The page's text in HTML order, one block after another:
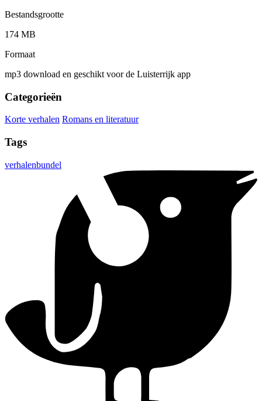
Bestandsgrootte
174 MB
Formaat
mp3 download en geschikt voor de Luisterrijk app
Categorieën
Korte verhalen Romans en literatuur
Tags
verhalenbundel